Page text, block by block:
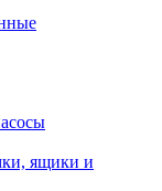
ящики и